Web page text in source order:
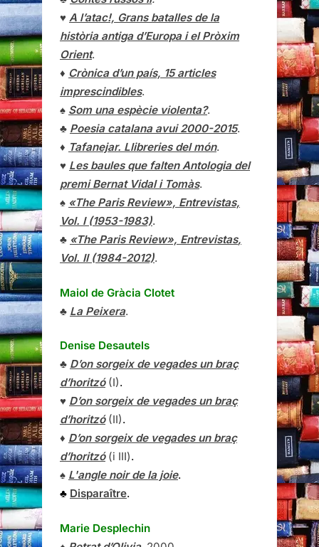
♥ A l’atac!, Grans batalles de la
història antiga d’Europa i el Pròxim
Orient.
♦ Crònica d’un país, 15 articles
imprescindibles.
♠ Som una espècie violenta?.
♣ Poesia catalana avui 2000-2015.
♦ Tafanejar. Llibreries del món.
♥ Les baules que falten Antologia del
premi Bernat Vidal i Tomàs.
♠ «The Paris Review», Entrevistas,
Vol. I (1953-1983).
♣ «The Paris Review», Entrevistas,
Vol. II (1984-2012).
Maiol de Gràcia Clotet
♣ La Peixera.
Denise Desautels
♣ D’on sorgeix de vegades un braç
d’horitzó(I).
♥ D’on sorgeix de vegades un braç
d’horitzó(II).
♦ D’on sorgeix de vegades un braç
d’horitzó(i III).
♠ L'angle noir de la joie.
♣ Disparaître.
Marie Desplechin